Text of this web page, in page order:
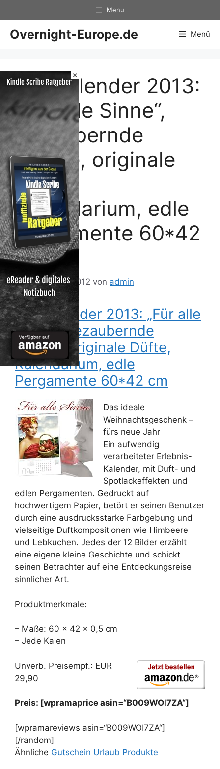
×
Inhalt
springen
Menu
Overnight-Europe.de Menü
Duftkalender 2013:
„Für alle Sinne“,
bezaubernde
Motive, originale
Düfte,
Kalendarium, edle
Pergamente 60*42
cm
21. Dezember 2012 von admin
Duftkalender 2013: „Für alle
Sinne“, bezaubernde
Motive, originale Düfte,
Kalendarium, edle
Pergamente 60*42 cm
Das ideale
Weihnachtsgeschenk –
fürs neue Jahr
Ein aufwendig
verarbeiteter Erlebnis-
Kalender, mit Duft- und
Spotlackeffekten und
edlen Pergamenten. Gedruckt auf
hochwertigem Papier, betört er seinen Benutzer
durch eine ausdrucksstarke Farbgebung und
vielseitige Duftkompositionen wie Himbeere
und Lebkuchen. Jedes der 12 Bilder erzählt
eine eigene kleine Geschichte und schickt
seinen Betrachter auf eine Entdeckungsreise
sinnlicher Art.
Produktmerkmale:
– Maße: 60 x 42 x 0,5 cm
– Jede Kalen
Unverb. Preisempf.: EUR
29,90
Preis: [wpramaprice asin=“B009WOI7ZA“]
[wpramareviews asin=“B009WOI7ZA“]
[/random]
Ähnliche Gutschein Urlaub Produkte